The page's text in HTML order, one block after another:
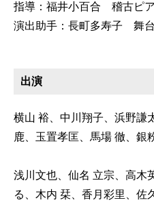
指導：福井小百合 稽古ピ
演出助手：長町多寿子 舞
出演
横山 裕、中川翔子、浜野謙
鹿、玉置孝匡、馬場 徹、銀
浅川文也、仙名 立宗、高木
る、木内 栞、香月彩里、佐